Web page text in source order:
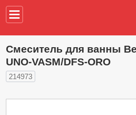
Смеситель для ванны
UNO-VASM/DFS-ORO
214973